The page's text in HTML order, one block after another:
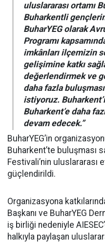
uluslararası ortamı
Buharkentli
BuharYEG olarak
Programı
imkânları ilçemizin
gelişimine katkı
değerlendirmek ve
daha fazla
istiyoruz.
Buharkent’e daha
devam edecek.”
BuharYEG’in
Buharkent’te buluşması
Festivali’nin uluslararası
güçlendirildi.
Organizasyona
Başkanı ve BuharYEG
iş birliği nedeniyle
halkıyla paylaşan